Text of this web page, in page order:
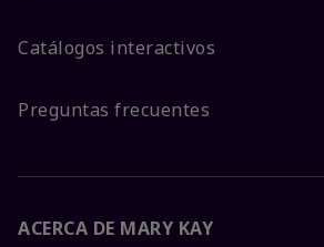
Catálogos interactivos
Preguntas frecuentes
ACERCA DE MARY KAY